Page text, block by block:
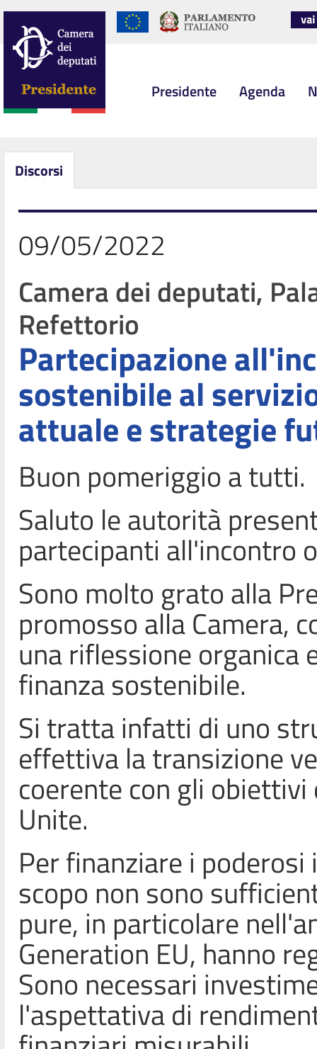
Presidente Agenda
Discorsi
09/05/2022
Camera dei deputati,
Refettorio
Partecipazione
sostenibile al
attuale e strategie
Buon pomeriggio a tutti.
Saluto le autorità
partecipanti all'incontro
Sono molto grato alla
promosso alla Camera,
una riflessione organica
finanza sostenibile.
Si tratta infatti di uno
effettiva la transizione
coerente con gli
Unite.
Per finanziare i
scopo non sono
pure, in particolare
Generation EU, hanno
Sono necessari
l'aspettativa di